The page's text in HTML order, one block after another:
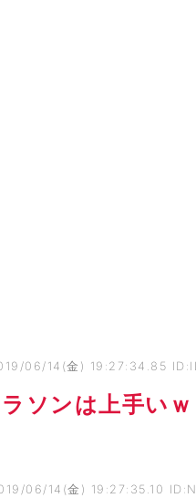
06/14(金) 19:27:34.85
ソンは上手いｗ
06/14(金) 19:27:35.10